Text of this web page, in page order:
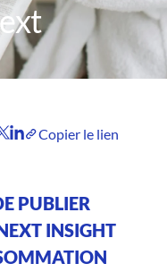
Copier le lien
PUBLIER
INSIGHT